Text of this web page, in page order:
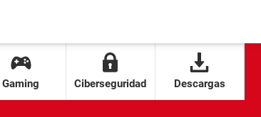
Gaming Ciberseguridad Descargas